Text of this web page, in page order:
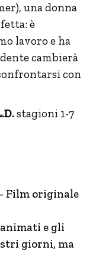
una donna
è
lavoro e ha
cambierà
con
stagioni 1-7
Film originale
e gli
giorni, ma